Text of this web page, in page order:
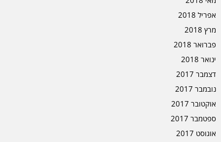
אפריל 2018
מרץ 2018
פברואר 2018
ינואר 2018
דצמבר 2017
נובמבר 2017
אוקטובר 2017
ספטמבר 2017
אוגוסט 2017